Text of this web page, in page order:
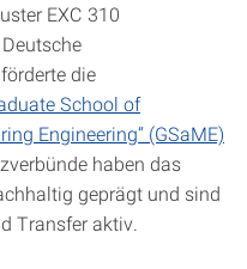
EXC 310
die
School of
Engineering“ (GSaME)
haben das
geprägt und sind
Transfer aktiv.